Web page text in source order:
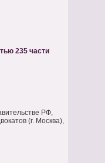
235 части
РФ,
(г. Москва),